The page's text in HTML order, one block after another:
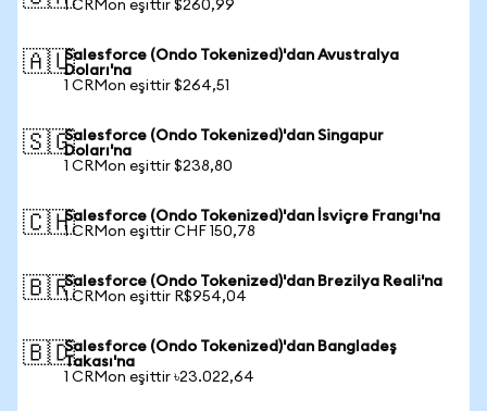
1 CRMon eşittir $260,99
🇦🇺Salesforce (Ondo Tokenized)'dan Avustralya
Doları'na
1 CRMon eşittir $264,51
🇸🇬Salesforce (Ondo Tokenized)'dan Singapur
Doları'na
1 CRMon eşittir $238,80
🇨🇭Salesforce (Ondo Tokenized)'dan İsviçre Frangı'na
1 CRMon eşittir CHF 150,78
🇧🇷Salesforce (Ondo Tokenized)'dan Brezilya Reali'na
1 CRMon eşittir R$954,04
🇧🇩Salesforce (Ondo Tokenized)'dan Bangladeş
Takası'na
1 CRMon eşittir ৳23.022,64